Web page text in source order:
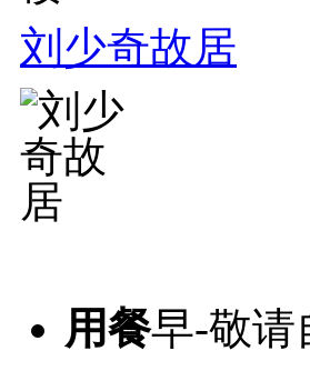
刘少奇故居
用餐早-敬请